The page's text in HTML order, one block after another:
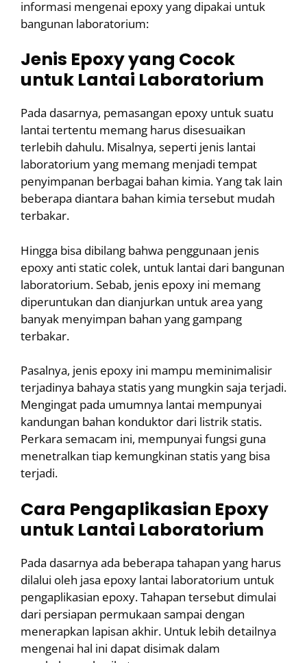
informasi mengenai epoxy yang dipakai untuk
bangunan laboratorium:
Jenis Epoxy yang Cocok
untuk Lantai Laboratorium
Pada dasarnya, pemasangan epoxy untuk suatu
lantai tertentu memang harus disesuaikan
terlebih dahulu. Misalnya, seperti jenis lantai
laboratorium yang memang menjadi tempat
penyimpanan berbagai bahan kimia. Yang tak lain
beberapa diantara bahan kimia tersebut mudah
terbakar.
Hingga bisa dibilang bahwa penggunaan jenis
epoxy anti static colek, untuk lantai dari bangunan
laboratorium. Sebab, jenis epoxy ini memang
diperuntukan dan dianjurkan untuk area yang
banyak menyimpan bahan yang gampang
terbakar.
Pasalnya, jenis epoxy ini mampu meminimalisir
terjadinya bahaya statis yang mungkin saja terjadi.
Mengingat pada umumnya lantai mempunyai
kandungan bahan konduktor dari listrik statis.
Perkara semacam ini, mempunyai fungsi guna
menetralkan tiap kemungkinan statis yang bisa
terjadi.
Cara Pengaplikasian Epoxy
untuk Lantai Laboratorium
Pada dasarnya ada beberapa tahapan yang harus
dilalui oleh jasa epoxy lantai laboratorium untuk
pengaplikasian epoxy. Tahapan tersebut dimulai
dari persiapan permukaan sampai dengan
menerapkan lapisan akhir. Untuk lebih detailnya
mengenai hal ini dapat disimak dalam